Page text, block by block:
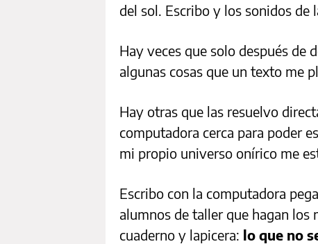
del sol. Escribo y los sonidos de
Hay veces que solo después de
algunas cosas que un texto me
Hay otras que las resuelvo
computadora cerca para poder
mi propio universo onírico me
Escribo con la computadora
alumnos de taller que hagan los
cuaderno y lapicera: lo que no